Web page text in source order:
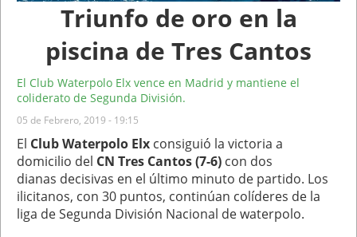
Triunfo de oro en la
piscina de Tres Cantos
El Club Waterpolo Elx vence en Madrid y mantiene el
coliderato de Segunda División.
05 de Febrero, 2019 - 19:15
El Club Waterpolo Elx consiguió la victoria a
domicilio del CN Tres Cantos (7-6) con dos
dianas decisivas en el último minuto de partido. Los
ilicitanos, con 30 puntos, continúan colíderes de la
liga de Segunda División Nacional de waterpolo.